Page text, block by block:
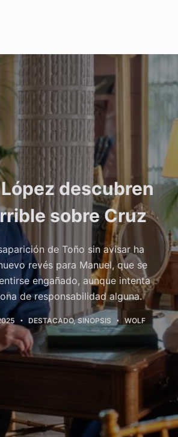
descubren
sobre Cruz
de Toño sin avisar ha
revés para Manuel, que se
engañado, aunque intenta
de responsabilidad alguna.
DESTACADO,SINOPSIS WOLF